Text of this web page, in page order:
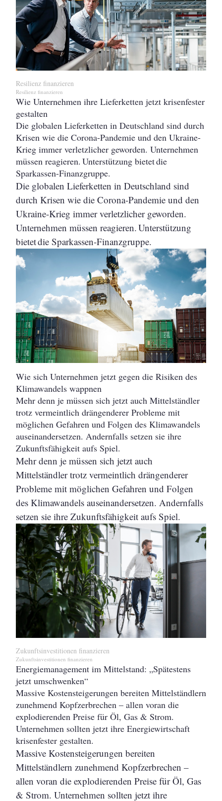
Resilienz finanzieren
Resilienz finanzieren
Wie Unternehmen ihre Lieferketten jetzt krisenfester
gestalten
Die globalen Lieferketten in Deutschland sind durch
Krisen wie die Corona-Pandemie und den Ukraine-
Krieg immer verletzlicher geworden. Unternehmen
müssen reagieren. Unterstützung bietet die
Sparkassen-Finanzgruppe.
Die globalen Lieferketten in Deutschland sind
durch Krisen wie die Corona-Pandemie und den
Ukraine-Krieg immer verletzlicher geworden.
Unternehmen müssen reagieren. Unterstützung
bietet die Sparkassen-Finanzgruppe.
Wie sich Unternehmen jetzt gegen die Risiken des
Klimawandels wappnen
Mehr denn je müssen sich jetzt auch Mittelständler
trotz vermeintlich drängenderer Probleme mit
möglichen Gefahren und Folgen des Klimawandels
auseinandersetzen. Andernfalls setzen sie ihre
Zukunftsfähigkeit aufs Spiel.
Mehr denn je müssen sich jetzt auch
Mittelständler trotz vermeintlich drängenderer
Probleme mit möglichen Gefahren und Folgen
des Klimawandels auseinandersetzen. Andernfalls
setzen sie ihre Zukunftsfähigkeit aufs Spiel.
Zukunftsinvestitionen finanzieren
Zukunftsinvestitionen finanzieren
Energiemanagement im Mittelstand: „Spätestens
jetzt umschwenken“
Massive Kostensteigerungen bereiten Mittelständlern
zunehmend Kopfzerbrechen – allen voran die
explodierenden Preise für Öl, Gas & Strom.
Unternehmen sollten jetzt ihre Energiewirtschaft
krisenfester gestalten.
Massive Kostensteigerungen bereiten
Mittelständlern zunehmend Kopfzerbrechen –
allen voran die explodierenden Preise für Öl, Gas
& Strom. Unternehmen sollten jetzt ihre